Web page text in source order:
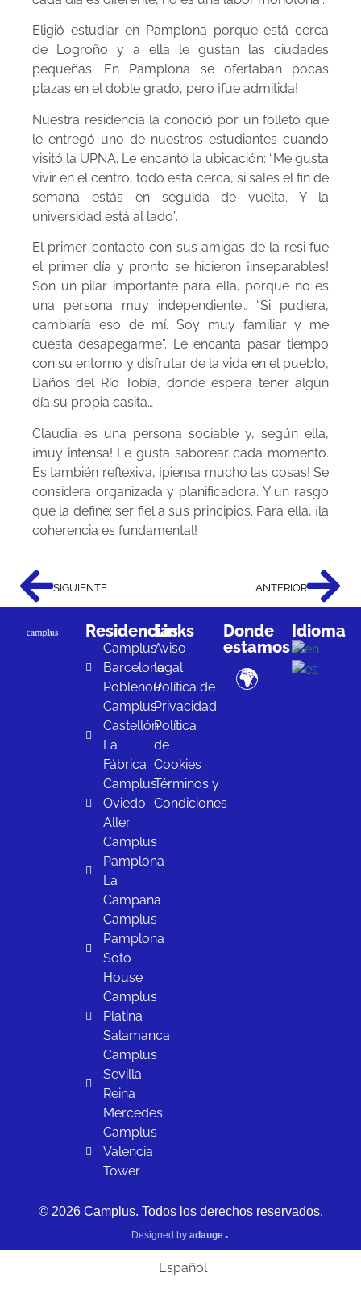
Eligió estudiar en Pamplona porque está cerca
de Logroño y a ella le gustan las ciudades
pequeñas. En Pamplona se ofertaban pocas
plazas en el doble grado, pero ¡fue admitida!
Nuestra residencia la conoció por un folleto que
le entregó uno de nuestros estudiantes cuando
visitó la UPNA. Le encantó la ubicación: “Me gusta
vivir en el centro, todo está cerca, si sales el fin de
semana estás en seguida de vuelta. Y la
universidad está al lado”.
El primer contacto con sus amigas de la resi fue
el primer día y pronto se hicieron ¡inseparables!
Son un pilar importante para ella, porque no es
una persona muy independiente… “Si pudiera,
cambiaría eso de mí. Soy muy familiar y me
cuesta desapegarme”. Le encanta pasar tiempo
con su entorno y disfrutar de la vida en el pueblo,
Baños del Río Tobía, donde espera tener algún
día su propia casita…
Claudia es una persona sociable y, según ella,
¡muy intensa! Le gusta saborear cada momento.
Es también reflexiva, ¡piensa mucho las cosas! Se
considera organizada y planificadora. Y un rasgo
que la define: ser fiel a sus principios. Para ella, ¡la
coherencia es fundamental!
SIGUIENTE ANTERIOR
Residencias
Camplus
Barcelona
Poblenou
Camplus
Castellón
La
Fábrica
Camplus
Oviedo
Aller
Camplus
Pamplona
La
Campana
Camplus
Pamplona
Soto
House
Camplus
Platina
Salamanca
Camplus
Sevilla
Reina
Mercedes
Camplus
Valencia
Tower
Links
Aviso
legal
Política de
Privacidad
Política
de
Cookies
Términos y
Condiciones
Donde
estamos
🌍
Idioma
© 2026 Camplus. Todos los derechos reservados.
Designed by adauge.
Español